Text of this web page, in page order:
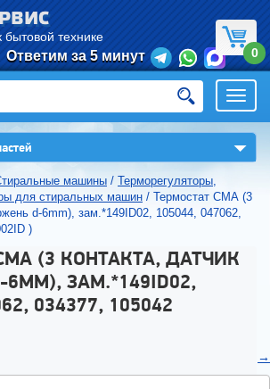
бытовой технике
Ответим за 5 минут 0
▼
машины / Терморегуляторы,
для стиральных машин / Термостат СМА (3
d-6mm), зам.*149ID02, 105044, 047062,
)
(3 КОНТАКТА, ДАТЧИК
ЗАМ.*149ID02,
034377, 105042
→